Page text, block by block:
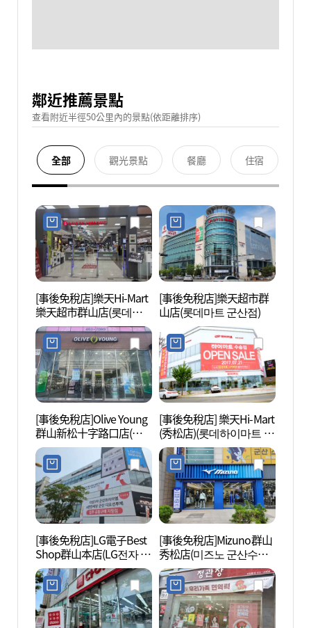
鄰近推薦景點
查看附近半徑50公里內的景點(依距離排序)
全部 觀光景點 餐廳 住宿
[事後免稅店]樂天Hi-Mart
樂天超市群山店(롯데하
이마트 롯데마트 군산점)
[事後免稅店]樂天超市群
山店(롯데마트 군산점)
[事後免稅店]Olive Young
群山新松十字路口店(올
리브영 군산신송사거리
점)
[事後免稅店] 樂天Hi-Mart
(秀松店)(롯데하이마트 수
송점)
[事後免稅店]LG電子Best
Shop群山本店(LG전자 베
스트샵 군산본점)
[事後免稅店]Mizuno群山
秀松店(미즈노 군산수송
점)